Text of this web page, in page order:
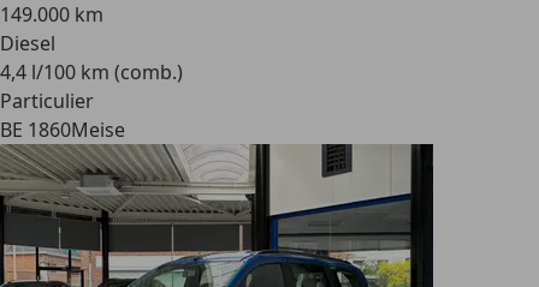
149.000 km
Diesel
4,4 l/100 km (comb.)
Particulier
BE 1860Meise